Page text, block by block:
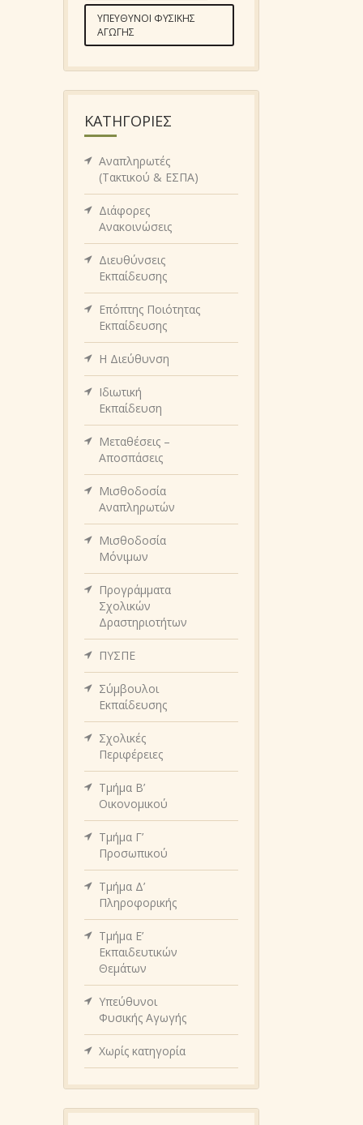
ΥΠΕΎΘΥΝΟΙ ΦΥΣΙΚΉΣ
ΑΓΩΓΉΣ
KΑΤΗΓΟΡΊΕΣ
Αναπληρωτές
(Τακτικού & ΕΣΠΑ)
Διάφορες
Ανακοινώσεις
Διευθύνσεις
Εκπαίδευσης
Επόπτης Ποιότητας
Εκπαίδευσης
Η Διεύθυνση
Ιδιωτική
Εκπαίδευση
Μεταθέσεις –
Αποσπάσεις
Μισθοδοσία
Αναπληρωτών
Μισθοδοσία
Μόνιμων
Προγράμματα
Σχολικών
Δραστηριοτήτων
ΠΥΣΠΕ
Σύμβουλοι
Εκπαίδευσης
Σχολικές
Περιφέρειες
Τμήμα Β’
Οικονομικού
Τμήμα Γ’
Προσωπικού
Τμήμα Δ’
Πληροφορικής
Τμήμα Ε’
Εκπαιδευτικών
Θεμάτων
Υπεύθυνοι
Φυσικής Αγωγής
Χωρίς κατηγορία